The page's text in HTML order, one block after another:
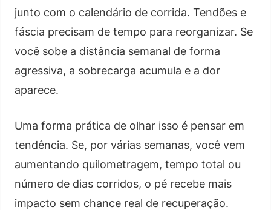
junto com o calendário de corrida. Tendões e
fáscia precisam de tempo para reorganizar. Se
você sobe a distância semanal de forma
agressiva, a sobrecarga acumula e a dor
aparece.
Uma forma prática de olhar isso é pensar em
tendência. Se, por várias semanas, você vem
aumentando quilometragem, tempo total ou
número de dias corridos, o pé recebe mais
impacto sem chance real de recuperação.